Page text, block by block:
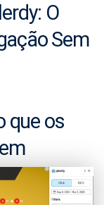
O
Sem
que os